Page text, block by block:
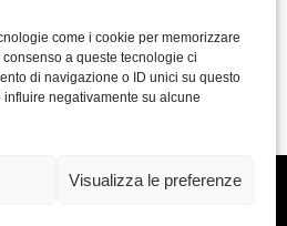
come i cookie per memorizzare
a queste tecnologie ci
di navigazione o ID unici su questo
negativamente su alcune
Visualizza le preferenze
- Realizzazione: